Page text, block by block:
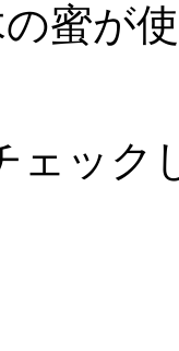
蜜が
ック